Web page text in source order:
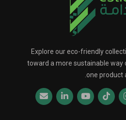
Explore our eco-friendly
toward a more sustainable way
one product